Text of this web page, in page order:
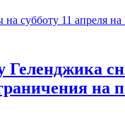
Геленджика
на